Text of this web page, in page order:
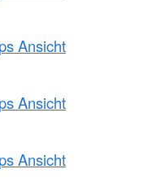
Ansicht
Ansicht
Ansicht